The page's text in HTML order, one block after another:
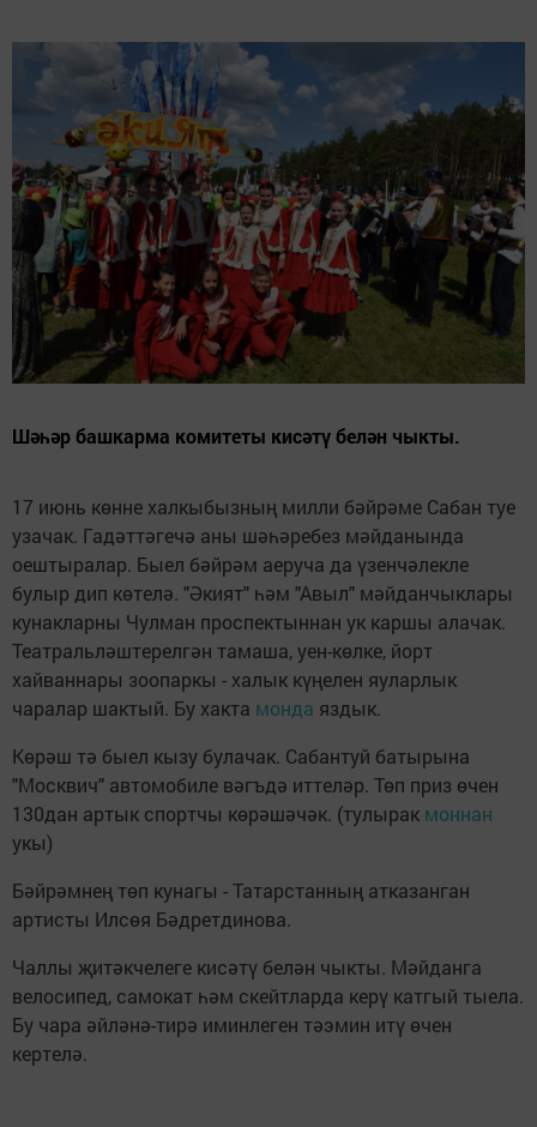
Шәһәр башкарма комитеты кисәтү белән чыкты.
17 июнь көнне халкыбызның милли бәйрәме Сабан туе
узачак. Гадәттәгечә аны шәһәребез мәйданында
оештыралар. Быел бәйрәм аеруча да үзенчәлекле
булыр дип көтелә. "Әкият" һәм "Авыл" мәйданчыклары
кунакларны Чулман проспектыннан ук каршы алачак.
Театральләштерелгән тамаша, уен-көлке, йорт
хайваннары зоопаркы - халык күңелен яуларлык
чаралар шактый. Бу хакта монда яздык.
Көрәш тә быел кызу булачак. Сабантуй батырына
"Москвич" автомобиле вәгъдә иттеләр. Төп приз өчен
130дан артык спортчы көрәшәчәк. (тулырак моннан
укы)
Бәйрәмнең төп кунагы - Татарстанның атказанган
артисты Илсөя Бәдретдинова.
Чаллы җитәкчелеге кисәтү белән чыкты. Мәйданга
велосипед, самокат һәм скейтларда керү катгый тыела.
Бу чара әйләнә-тирә иминлеген тәэмин итү өчен
кертелә.